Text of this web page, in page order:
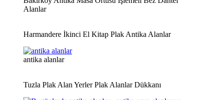
Alanlar
Harmandere İkinci El Kitap Plak Antika Alanlar
antika alanlar
Tuzla Plak Alan Yerler Plak Alanlar Dükkanı